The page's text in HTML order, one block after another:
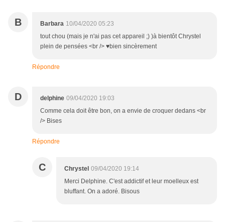
B Barbara 10/04/2020 05:23
tout chou (mais je n'ai pas cet appareil ;) )à bientôt Chrystel
plein de pensées <br /> ♥bien sincèrement
Répondre
D delphine 09/04/2020 19:03
Comme cela doit être bon, on a envie de croquer dedans <br
/> Bises
Répondre
C Chrystel 09/04/2020 19:14
Merci Delphine. C'est addictif et leur moelleux est
bluffant. On a adoré. Bisous